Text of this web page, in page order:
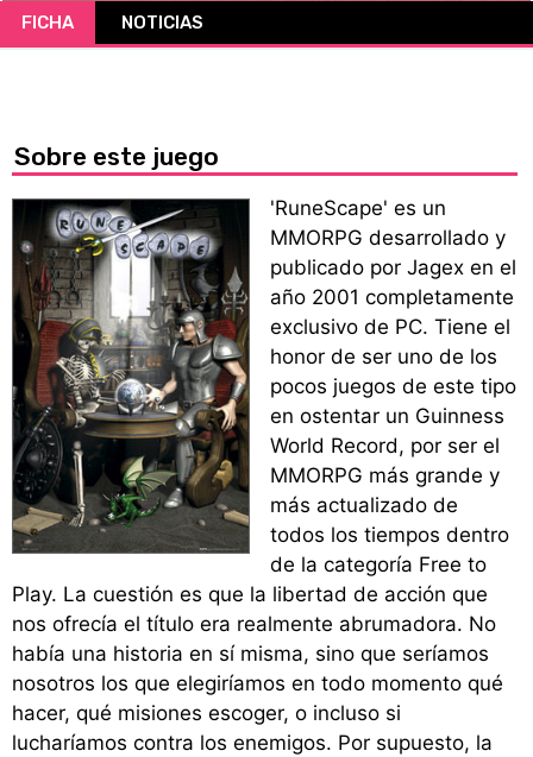
FICHA NOTICIAS
Sobre este juego
'RuneScape' es un
MMORPG desarrollado y
publicado por Jagex en el
año 2001 completamente
exclusivo de PC. Tiene el
honor de ser uno de los
pocos juegos de este tipo
en ostentar un Guinness
World Record, por ser el
MMORPG más grande y
más actualizado de
todos los tiempos dentro
de la categoría Free to
Play. La cuestión es que la libertad de acción que
nos ofrecía el título era realmente abrumadora. No
había una historia en sí misma, sino que seríamos
nosotros los que elegiríamos en todo momento qué
hacer, qué misiones escoger, o incluso si
lucharíamos contra los enemigos. Por supuesto, la